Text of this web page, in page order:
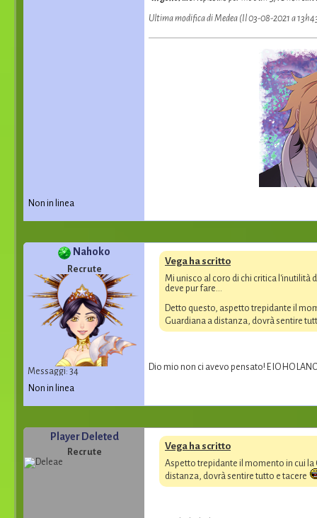
Ultima modifica di Medea (Il 03-08-2021 a
Non in linea
Nahoko
Recrute
Messaggi: 34
Vega ha scritto
Mi unisco al coro di chi critica l'inutilità
deve pur fare...
Detto questo, aspetto trepidante il
Guardiana a distanza, dovrà sentire
Dio mio non ci avevo pensato! E IO HO
Non in linea
Player Deleted
Recrute
Vega ha scritto
Aspetto trepidante il momento in cui
distanza, dovrà sentire tutto e tacere